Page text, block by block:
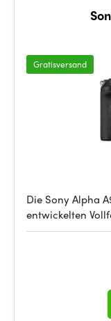
Gratisversand
Die Sony Alpha
entwickelten